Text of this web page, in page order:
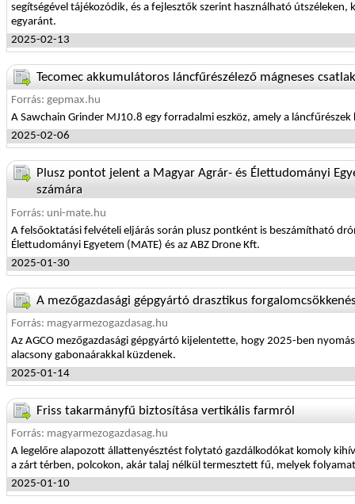
segítségével tájékozódik, és a fejlesztők szerint használható
egyaránt.
2025-02-13
Tecomec akkumulátoros láncfűrészélező mágneses
Forrás: gepmax.hu
A Sawchain Grinder MJ10.8 egy forradalmi eszköz, amely a
2025-02-06
Plusz pontot jelent a Magyar Agrár- és Élettudományi
számára
Forrás: uni-mate.hu
A felsőoktatási felvételi eljárás során plusz pontként is beszámítható
Élettudományi Egyetem (MATE) és az ABZ Drone Kft.
2025-01-30
A mezőgazdasági gépgyártó drasztikus
Forrás: magyarmezogazdasag.hu
Az AGCO mezőgazdasági gépgyártó kijelentette, hogy 2025-ben
alacsony gabonaárakkal küzdenek.
2025-01-14
Friss takarmányfű biztosítása vertikális farmról
Forrás: magyarmezogazdasag.hu
A legelőre alapozott állattenyésztést folytató gazdálkodókat komoly
a zárt térben, polcokon, akár talaj nélkül termesztett fű, melyek
2025-01-10